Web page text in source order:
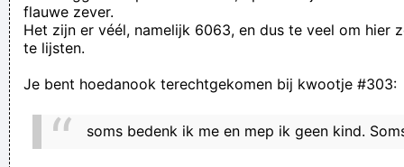
Is er zonder uw toestemming, medeweten, woordjes van
uw teksten? Bel en bestel onze verontschuldiging´n hierover.
flauwe zever.
Het zijn er véél, namelijk 6063, en dus te veel om hier
te lijsten.
Je bent hoedanook terechtgekomen bij kwootje #303:
soms bedenk ik me en mep ik geen kind.